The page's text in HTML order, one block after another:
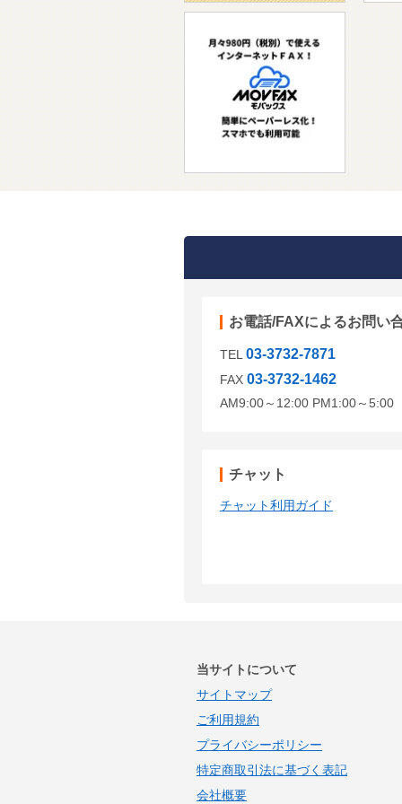
お電話/FAXによるお問い
TEL 03-3732-7871
FAX 03-3732-1462
AM9:00～12:00 PM1:00～5:00
チャット
チャット利用ガイド
当サイトについて
サイトマップ
ご利用規約
プライバシーポリシー
特定商取引法に基づく表記
会社概要